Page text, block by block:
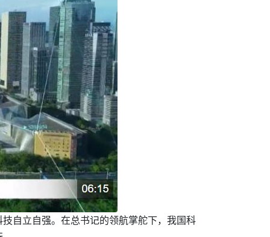
自立自强。在总书记的领航掌舵下，我国科